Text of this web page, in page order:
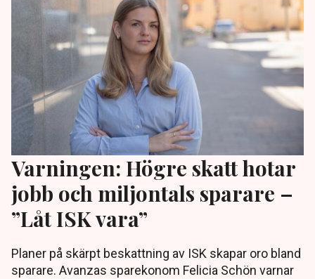
Varningen: Högre skatt hotar
jobb och miljontals sparare –
”Låt ISK vara”
Planer på skärpt beskattning av ISK skapar oro bland
sparare. Avanzas sparekonom Felicia Schön varnar